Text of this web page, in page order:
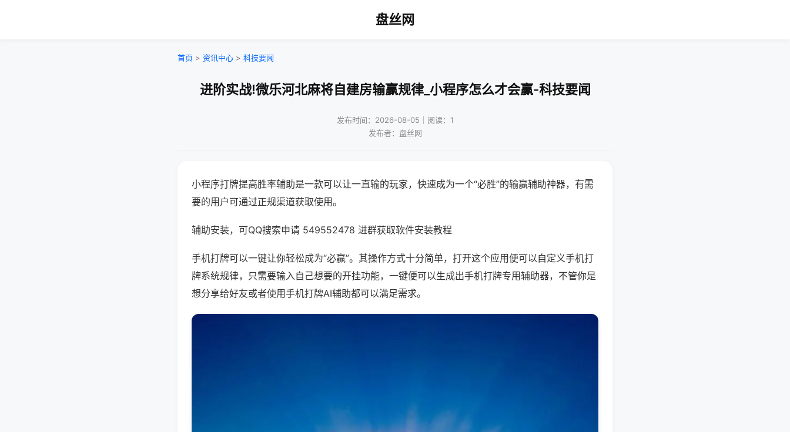
盘丝网
首页 > 资讯中心 > 科技要闻
进阶实战!微乐河北麻将自建房输赢规律_小程序怎么才会赢-科技要闻
发布时间：2026-08-05｜阅读：1
发布者：盘丝网
小程序打牌提高胜率辅助是一款可以让一直输的玩家，快速成为一个“必胜”的输赢辅助神器，有需
要的用户可通过正规渠道获取使用。
辅助安装，可QQ搜索申请 549552478 进群获取软件安装教程
手机打牌可以一键让你轻松成为“必赢”。其操作方式十分简单，打开这个应用便可以自定义手机打
牌系统规律，只需要输入自己想要的开挂功能，一键便可以生成出手机打牌专用辅助器，不管你是
想分享给好友或者使用手机打牌AI辅助都可以满足需求。